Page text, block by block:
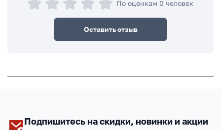
По оценкам 0 человек
Оставить отзыв
Подпишитесь на скидки, новинки и акции